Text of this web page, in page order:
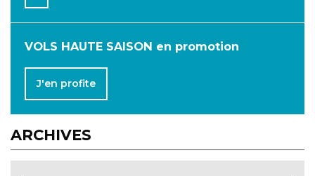
VOLS HAUTE SAISON en promotion
J'en profite
ARCHIVES